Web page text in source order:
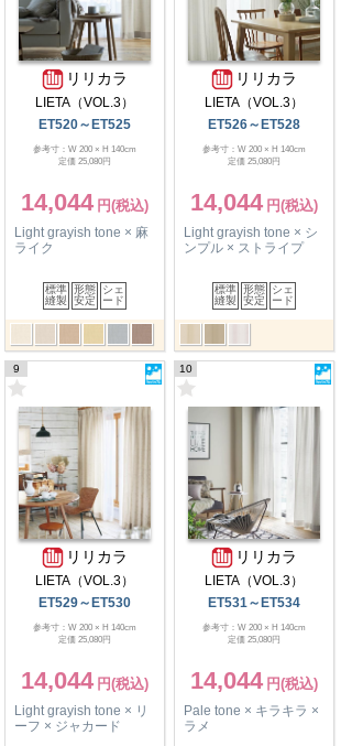
リリカラ
LIETA（VOL.3）
ET520～ET525
参考寸：W 200 × H 140cm
定価 25,080円
14,044
Light grayish tone × 麻
ライク
標準
縫製
形態
安定
シェ
ード
リリカラ
LIETA（VOL.3）
ET526～ET528
参考寸：W 200 × H 140cm
定価 25,080円
14,044
Light grayish tone × シ
ンプル × ストライプ
標準
縫製
形態
安定
シェ
ード
9
リリカラ
LIETA（VOL.3）
ET529～ET530
参考寸：W 200 × H 140cm
定価 25,080円
14,044
Light grayish tone × リ
ーフ × ジャカード
10
リリカラ
LIETA（VOL.3）
ET531～ET534
参考寸：W 200 × H 140cm
定価 25,080円
14,044
Pale tone × キラキラ ×
ラメ